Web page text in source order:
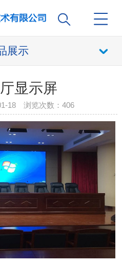
展示
显示屏
18 浏览次数：406